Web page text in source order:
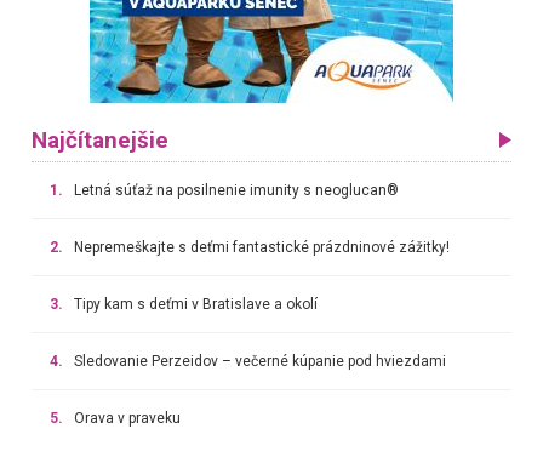
Najčítanejšie
1. Letná súťaž na posilnenie imunity s neoglucan®
2. Nepremeškajte s deťmi fantastické prázdninové zážitky!
3. Tipy kam s deťmi v Bratislave a okolí
4. Sledovanie Perzeidov – večerné kúpanie pod hviezdami
5. Orava v praveku